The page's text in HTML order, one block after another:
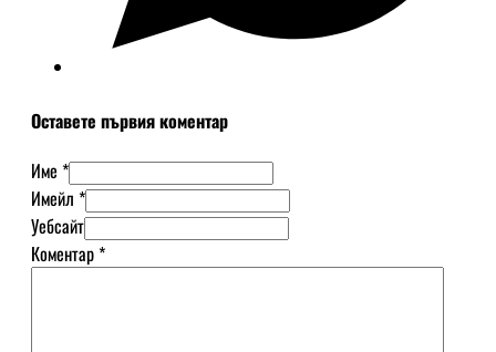
Оставете първия коментар
Име *
Имейл *
Уебсайт
Коментар*